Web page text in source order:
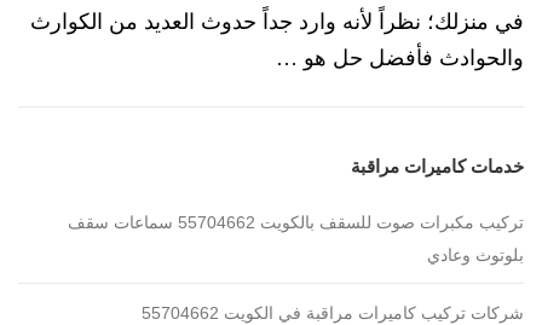
في منزلك؛ نظراً لأنه وارد جداً حدوث العديد من الكوارث
والحوادث فأفضل حل هو …
خدمات كاميرات مراقبة
تركيب مكبرات صوت للسقف بالكويت 55704662 سماعات سقف
بلوتوث وعادي
شركات تركيب كاميرات مراقبة في الكويت 55704662